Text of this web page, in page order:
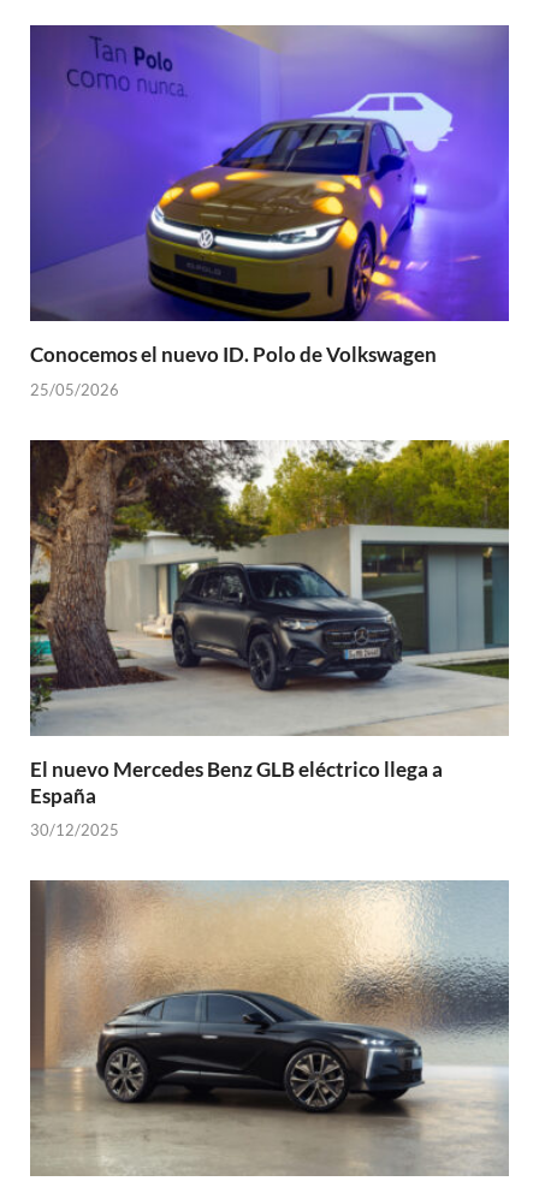
Conocemos el nuevo ID. Polo de Volkswagen
25/05/2026
El nuevo Mercedes Benz GLB eléctrico llega a
España
30/12/2025